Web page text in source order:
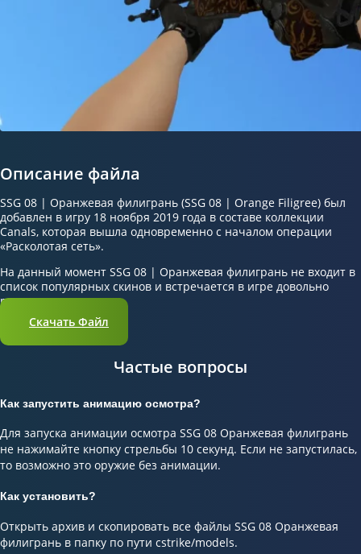
Описание файла
SSG 08 | Оранжевая филигрань (SSG 08 | Orange Filigree) был
добавлен в игру 18 ноября 2019 года в составе коллекции
Canals, которая вышла одновременно с началом операции
«Расколотая сеть».
На данный момент SSG 08 | Оранжевая филигрань не входит в
список популярных скинов и встречается в игре довольно
редко.
Скачать Файл
Частые вопросы
Как запустить анимацию осмотра?
Для запуска анимации осмотра SSG 08 Оранжевая филигрань
не нажимайте кнопку стрельбы 10 секунд. Если не запустилась,
то возможно это оружие без анимации.
Как установить?
Открыть архив и скопировать все файлы SSG 08 Оранжевая
филигрань в папку по пути cstrike/models.